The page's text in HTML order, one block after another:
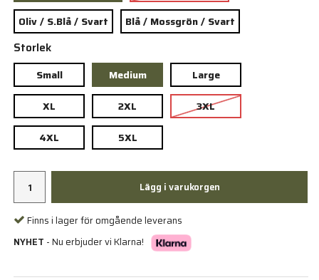
Oliv / S.Blå / Svart
Blå / Mossgrön / Svart
Storlek
Small Medium
Large
XL
2XL
3XL
4XL
5XL
Lägg i varukorgen
Finns i lager för omgående leverans
NYHET - Nu erbjuder vi Klarna!